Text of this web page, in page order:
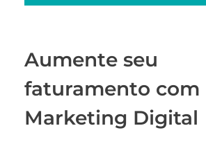
Aumente seu
faturamento com
Marketing Digital